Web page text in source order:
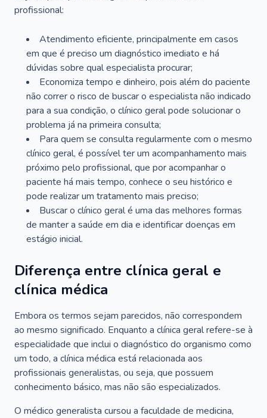
profissional:
Atendimento eficiente, principalmente em casos
em que é preciso um diagnóstico imediato e há
dúvidas sobre qual especialista procurar;
Economiza tempo e dinheiro, pois além do paciente
não correr o risco de buscar o especialista não indicado
para a sua condição, o clínico geral pode solucionar o
problema já na primeira consulta;
Para quem se consulta regularmente com o mesmo
clínico geral, é possível ter um acompanhamento mais
próximo pelo profissional, que por acompanhar o
paciente há mais tempo, conhece o seu histórico e
pode realizar um tratamento mais preciso;
Buscar o clínico geral é uma das melhores formas
de manter a saúde em dia e identificar doenças em
estágio inicial.
Diferença entre clínica geral e
clínica médica
Embora os termos sejam parecidos, não correspondem
ao mesmo significado. Enquanto a clínica geral refere-se à
especialidade que inclui o diagnóstico do organismo como
um todo, a clínica médica está relacionada aos
profissionais generalistas, ou seja, que possuem
conhecimento básico, mas não são especializados.
O médico generalista cursou a faculdade de medicina,